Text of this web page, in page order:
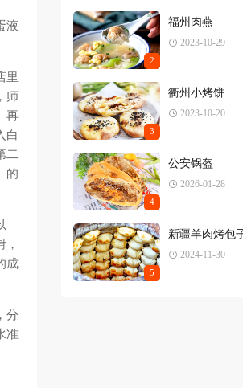
液
里
师
再
白
二
的
成
分
准
2
福州肉燕
2023-10-29
3
衢州小烤饼
2023-10-20
4
公安锅盔
2026-01-28
5
新疆羊肉烤包
2024-11-30